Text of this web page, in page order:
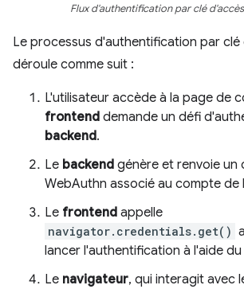
Flux d'authentification par clé
Le processus d'authentification par clé
déroule comme suit :
L'utilisateur accède à la page de
frontend demande un défi
backend.
Le backend génère et renvoie un
WebAuthn associé au compte de
Le frontend appelle
navigator.credentials.get()
lancer l'authentification à l'aide du
Le navigateur, qui interagit avec